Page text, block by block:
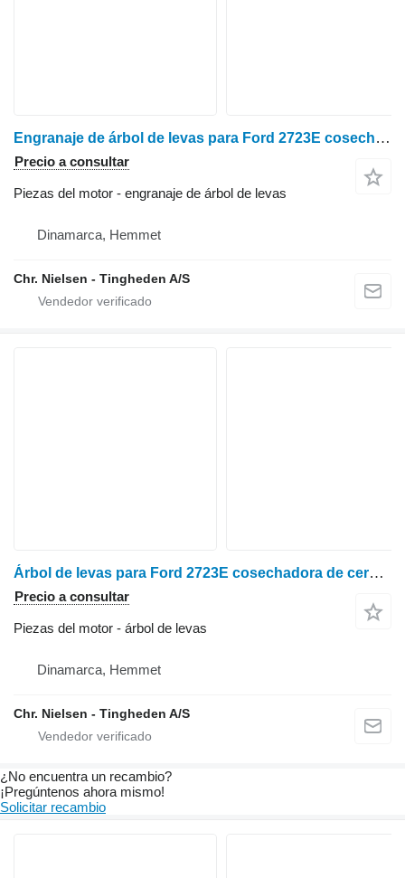
Engranaje de árbol de levas para Ford 2723E cosechadora de cereales
Precio a consultar
Piezas del motor - engranaje de árbol de levas
Dinamarca, Hemmet
Chr. Nielsen - Tingheden A/S
Árbol de levas para Ford 2723E cosechadora de cereales
Precio a consultar
Piezas del motor - árbol de levas
Dinamarca, Hemmet
Chr. Nielsen - Tingheden A/S
¿No encuentra un recambio?
¡Pregúntenos ahora mismo!
Solicitar recambio